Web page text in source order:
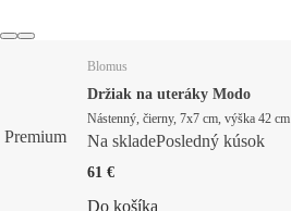
Premium
Blomus
Držiak na uteráky Modo
Nástenný, čierny, 7x7 cm, výška 42 cm
Na skladePosledný kúsok
61 €
Do košíka